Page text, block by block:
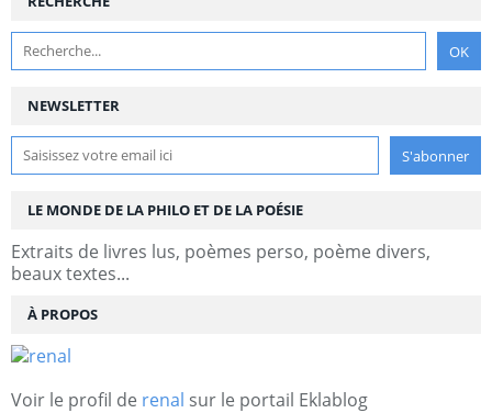
NEWSLETTER
LE MONDE DE LA PHILO ET DE LA POÉSIE
Extraits de livres lus, poèmes perso, poème divers,
beaux textes...
À PROPOS
Voir le profil de renal sur le portail Eklablog